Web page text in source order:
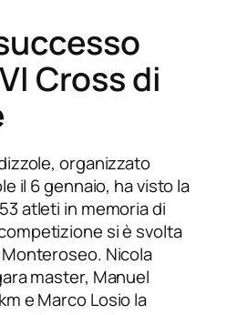
Cross di
organizzato
il 6 gennaio, ha visto la
atleti in memoria di
si è svolta
Monteroseo. Nicola
master, Manuel
e Marco Losio la